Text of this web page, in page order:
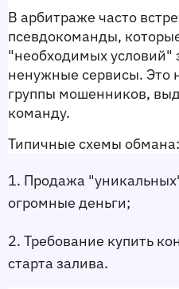
В арбитраже часто
псевдокоманды,
"необходимых условий"
ненужные сервисы. Это
группы мошенников,
команду.
Типичные схемы обмана:
1. Продажа
огромные деньги;
2. Требование купить
старта залива.